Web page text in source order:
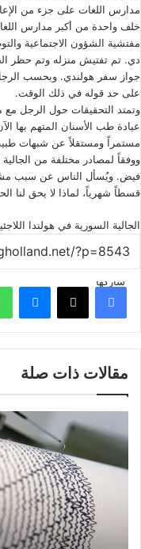
مدارس اللغات على جزء من
خلف واحدة من أكبر مدارس
مفتشية الشؤون الاجتماعية
دي. تم تفتيش منزله وتم حظر
جواز سفر هولندي. وبحسب
على حد قوله في ذلك الوقت.
وتمتد التحقيقات حول الرجل
عيادة طب الأسنان المتهم بها
مستمراً ومستقلاً عن شبهات
ووفقاً لمصادر مختلفة من
فيض. ويُسأل الناس عن سبب
قسطاً شهرياً، لماذا لا يحق لنا
الجالية السورية في هولندا
شاركهافيسبوك ‫X
مقالات ذات صلة